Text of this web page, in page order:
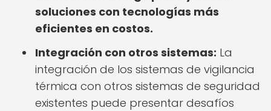
soluciones con tecnologías más
eficientes en costos.
Integración con otros sistemas: La
integración de los sistemas de vigilancia
térmica con otros sistemas de seguridad
existentes puede presentar desafíos